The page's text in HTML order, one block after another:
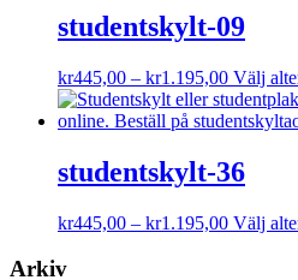
studentskylt-09
kr445,00 – kr1.195,00
kr445,00
till
Välj
studentskylt-36
kr445,00 – kr1.195,00 Välj
Arkiv